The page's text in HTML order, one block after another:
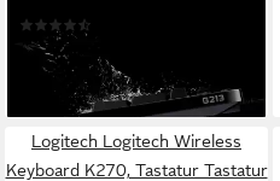
ab 65,50 €
lieferbar - in 3-4 Werktagen bei dir
Logitech Logitech Wireless
Keyboard K270, Tastatur Tastatur